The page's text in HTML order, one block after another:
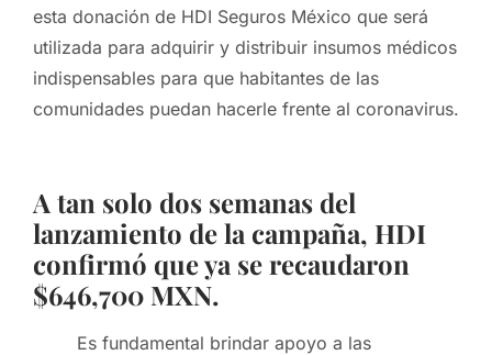
esta donación de HDI Seguros México que será
utilizada para adquirir y distribuir insumos médicos
indispensables para que habitantes de las
comunidades puedan hacerle frente al coronavirus.
A tan solo dos semanas del
lanzamiento de la campaña, HDI
confirmó que ya se recaudaron
$646,700 MXN.
Es fundamental brindar apoyo a las